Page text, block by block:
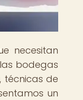
necesitan
bodegas
técnicas de
un